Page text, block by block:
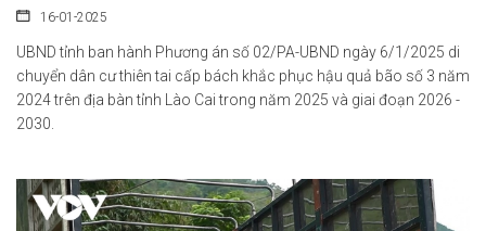
16-01-2025
UBND tỉnh ban hành Phương án số 02/PA-UBND ngày 6/1/2025 di
chuyển dân cư thiên tai cấp bách khắc phục hậu quả bão số 3 năm
2024 trên địa bàn tỉnh Lào Cai trong năm 2025 và giai đoạn 2026 -
2030.